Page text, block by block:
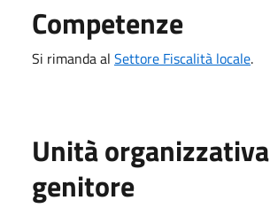
Competenze
Si rimanda al Settore Fiscalità locale.
Unità organizzativa
genitore